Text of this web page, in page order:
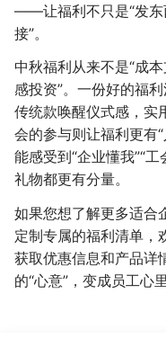
——让福利不只是“发东
接”。
中秋福利从来不是“成
感投资”。一份好的福
传统款唤醒仪式感，实
会的参与则让福利更有
能感受到“企业懂我”“
礼物都更有分量。
如果您想了解更多适合
定制专属的福利清单，
获取优惠信息和产品
的“心意”，变成员工心